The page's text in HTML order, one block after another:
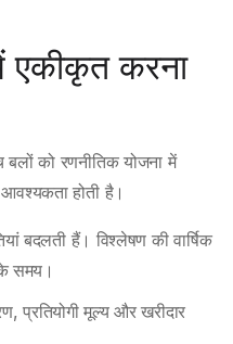
एकीकृत करना
बलों को रणनीतिक योजना में
होती है।
बदलती हैं। विश्लेषण की वार्षिक
के समय।
प्रतियोगी मूल्य और खरीदार